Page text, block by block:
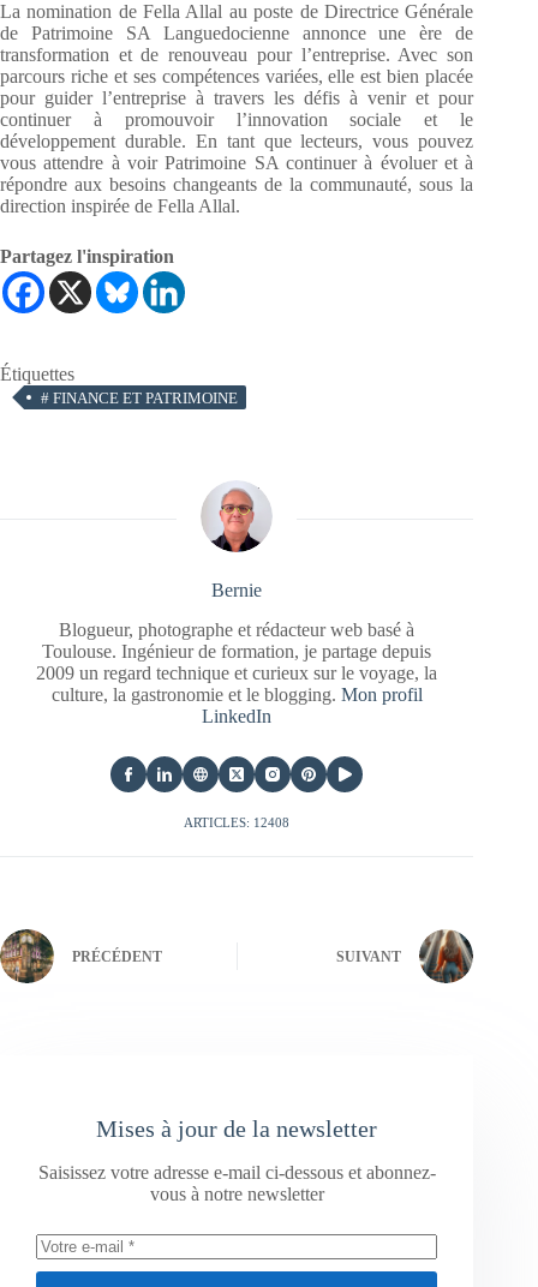
La nomination de Fella Allal au poste de Directrice Générale
de Patrimoine SA Languedocienne annonce une ère de
transformation et de renouveau pour l’entreprise. Avec son
parcours riche et ses compétences variées, elle est bien placée
pour guider l’entreprise à travers les défis à venir et pour
continuer à promouvoir l’innovation sociale et le
développement durable. En tant que lecteurs, vous pouvez
vous attendre à voir Patrimoine SA continuer à évoluer et à
répondre aux besoins changeants de la communauté, sous la
direction inspirée de Fella Allal.
Partagez l'inspiration
Étiquettes
# FINANCE ET PATRIMOINE
Bernie
Blogueur, photographe et rédacteur web basé à
Toulouse. Ingénieur de formation, je partage depuis
2009 un regard technique et curieux sur le voyage, la
culture, la gastronomie et le blogging. Mon profil
LinkedIn
ARTICLES: 12408
PRÉCÉDENT SUIVANT
Mises à jour de la newsletter
Saisissez votre adresse e-mail ci-dessous et abonnez-
vous à notre newsletter